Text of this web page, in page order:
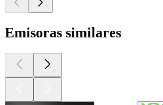
Emisoras similares